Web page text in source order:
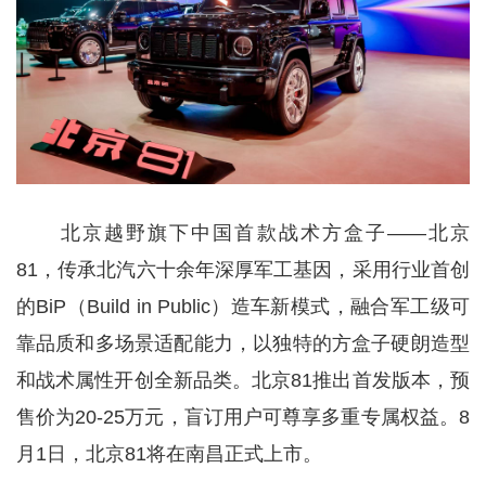
北京越野旗下中国首款战术方盒子——北京
81，传承北汽六十余年深厚军工基因，采用行业首创
的BiP（Build in Public）造车新模式，融合军工级可
靠品质和多场景适配能力，以独特的方盒子硬朗造型
和战术属性开创全新品类。北京81推出首发版本，预
售价为20-25万元，盲订用户可尊享多重专属权益。8
月1日，北京81将在南昌正式上市。